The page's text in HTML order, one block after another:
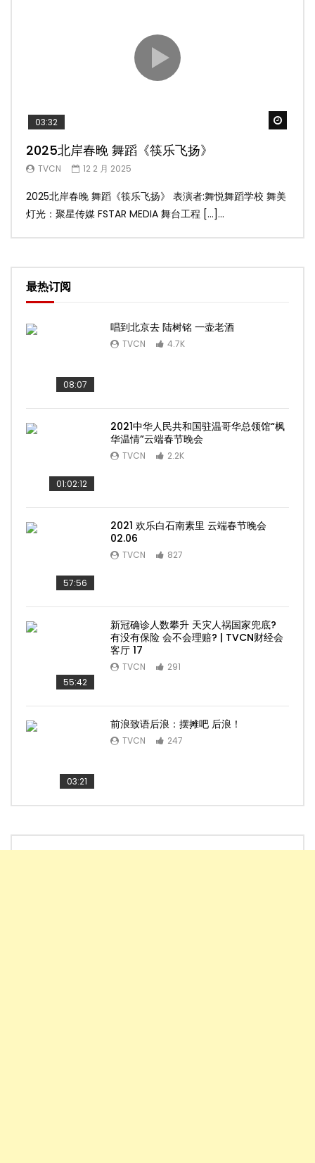
03:32
2025北岸春晚 舞蹈《筷乐飞扬》
TVCN 12 2 月 2025
2025北岸春晚 舞蹈《筷乐飞扬》 表演者:舞悦舞蹈学校 舞美
灯光：聚星传媒 FSTAR MEDIA 舞台工程 […]...
最热订阅
08:07
唱到北京去 陆树铭 一壶老酒
TVCN 4.7K
01:02:12
2021中华人民共和国驻温哥华总领馆“枫
华温情”云端春节晚会
TVCN 2.2K
57:56
2021 欢乐白石南素里 云端春节晚会
02.06
TVCN 827
55:42
新冠确诊人数攀升 天灾人祸国家兜底?
有没有保险 会不会理赔? | TVCN财经会
客厅 17
TVCN 291
03:21
前浪致语后浪：摆摊吧 后浪！
TVCN 247